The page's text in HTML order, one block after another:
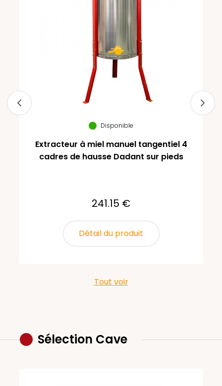
Disponible
Extracteur à miel manuel tangentiel 4
cadres de hausse Dadant sur pieds
241.15 €
Détail du produit
Tout voir
Sélection Cave